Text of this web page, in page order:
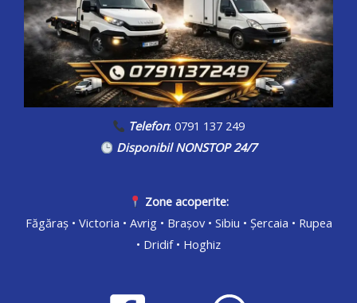
Telefon: 0791 137 249
Disponibil NONSTOP 24/7
Zone acoperite:
Făgăraș • Victoria • Avrig • Brașov • Sibiu • Șercaia • Rupea
• Dridif • Hoghiz